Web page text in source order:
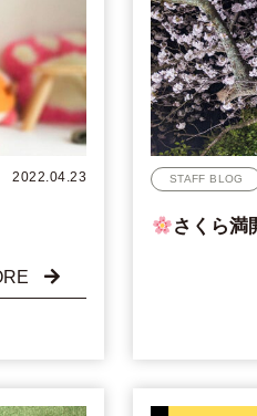
2022.04.23 STAFF BLOG
さくら満